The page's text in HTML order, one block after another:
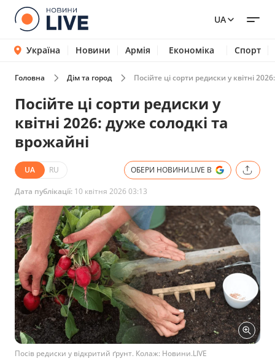
UA
Україна Новини Армія Економіка Спорт
Головна Дім та город Посійте ці сорти редиски у квітні
Посійте ці сорти редиски у
квітні 2026: дуже солодкі та
врожайні
UA RU ОБЕРИ НОВИНИ.LIVE В
Дата публікації: 10 квітня 2026 03:13
Посів редиски у відкритий ґрунт. Колаж: Новини.LIVE